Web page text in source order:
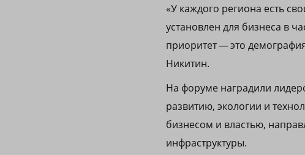
«У каждого региона есть
установлен для бизнеса в
приоритет — это
Никитин.
На форуме наградили
развитию, экологии и
бизнесом и властью,
инфраструктуры.